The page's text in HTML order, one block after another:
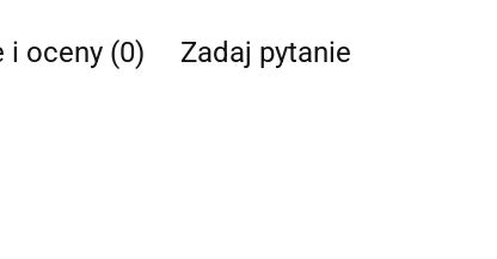
i oceny (0) Zadaj pytanie